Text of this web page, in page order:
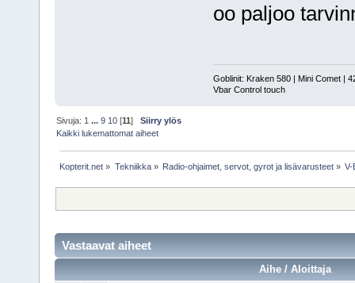
oo paljoo
Goblinit: Kraken 580 | Mini Comet |
Vbar Control touch
Sivuja: 1 ...9 10 [11]Siirry ylös
Kaikki lukemattomat aiheet
Kopterit.net » Tekniikka» Radio-ohjaimet, servot, gyrot ja lisävarusteet» V-
Vastaavat aiheet
Aihe / Aloittaja